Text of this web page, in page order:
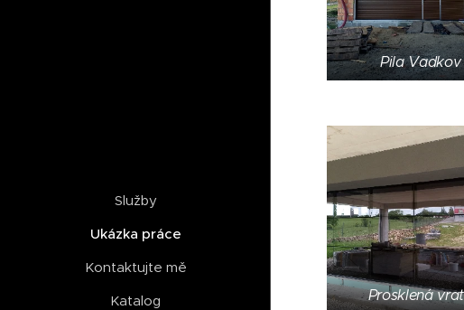
Služby
Ukázka práce
Kontaktujte mě
Katalog
Pila Vadkov
Prosklená